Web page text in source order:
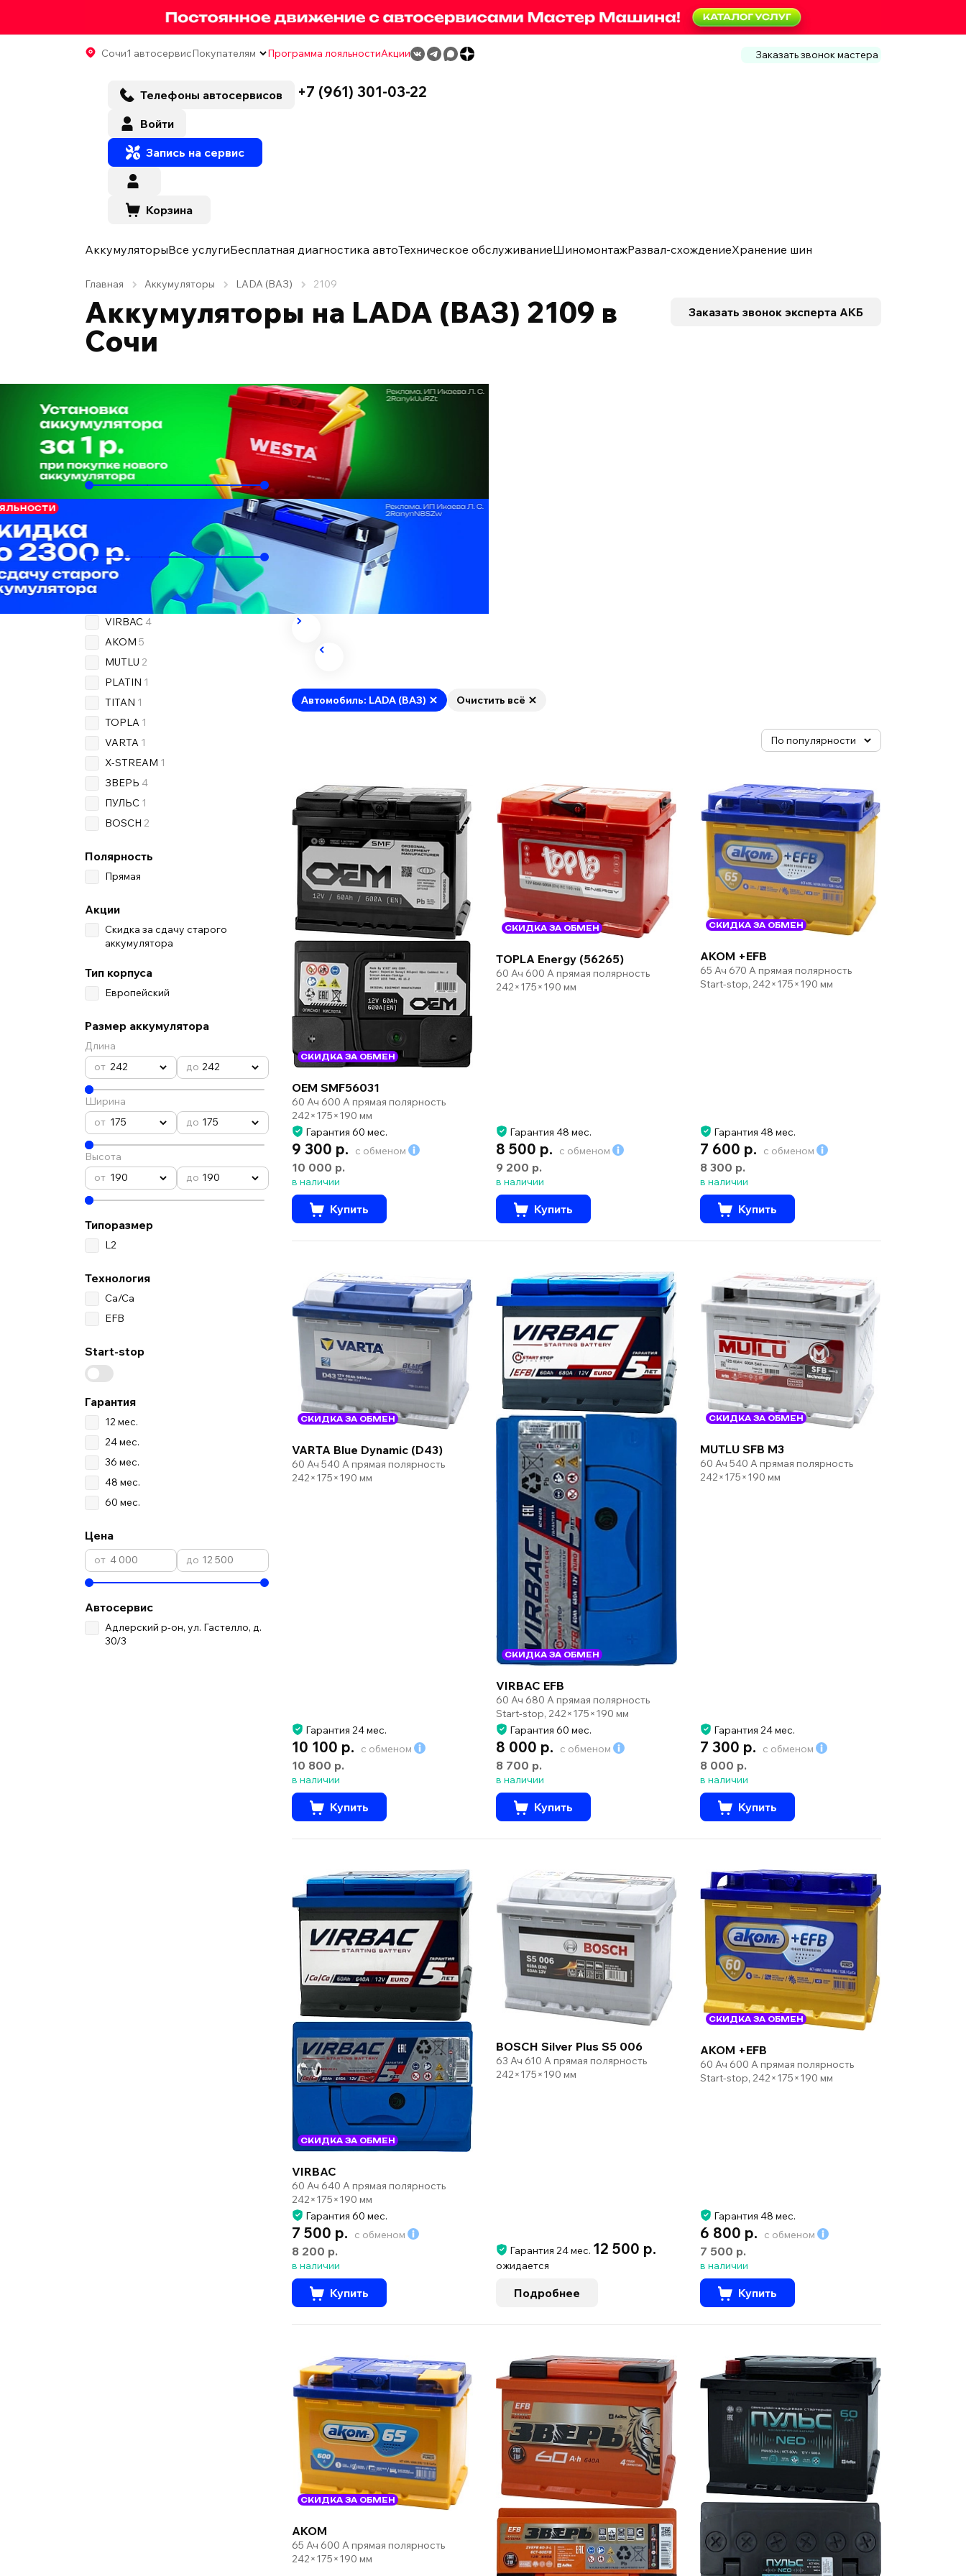
Сочи1 автосервисПокупателям Программа лояльностиАкции Заказать звонок мастера
Телефоны автосервисов +7 (961) 301-03-22
Войти
Запись на сервис
Корзина
АккумуляторыВсе услугиБесплатная диагностика автоТехническое обслуживаниеШиномонтажРазвал-схождениеХранение шин
Главная Аккумуляторы LADA (ВАЗ) 2109
Аккумуляторы на LADA (ВАЗ) 2109 в
Сочи
Заказать звонок эксперта АКБ
Подобрать по автомобилю
Ёмкость, Ач
60
720
Бренд
VIRBAC 4
AKOM 5
MUTLU 2
PLATIN 1
TITAN 1
TOPLA 1
VARTA 1
X-STREAM 1
ЗВЕРЬ 4
ПУЛЬС 1
BOSCH 2
Полярность
Прямая
Акции
Скидка за сдачу старого
аккумулятора
Тип корпуса
Европейский
Размер аккумулятора
Длина
242
242
Ширина
175
175
Высота
190
190
Типоразмер
L2
Технология
Ca/Ca
EFB
Start-stop
Гарантия
12 мес.
24 мес.
36 мес.
48 мес.
60 мес.
Цена
Автосервис
Адлерский р-он, ул. Гастелло, д.
30/3
Автомобиль: LADA (ВАЗ) Очистить всё
СКИДКА ЗА ОБМЕН
OEM SMF56031
60 Ач 600 А прямая полярность
242×175×190 мм
Гарантия 60 мес.
9 300 р. с обменом
10 000 р.
в наличии
Купить
СКИДКА ЗА ОБМЕН
TOPLA Energy (56265)
60 Ач 600 А прямая полярность
242×175×190 мм
Гарантия 48 мес.
8 500 р. с обменом
9 200 р.
в наличии
Купить
СКИДКА ЗА ОБМЕН
AKOM +EFB
65 Ач 670 А прямая полярность
Start-stop, 242×175×190 мм
Гарантия 48 мес.
7 600 р. с обменом
8 300 р.
в наличии
Купить
СКИДКА ЗА ОБМЕН
VARTA Blue Dynamic (D43)
60 Ач 540 А прямая полярность
242×175×190 мм
Гарантия 24 мес.
10 100 р. с обменом
10 800 р.
в наличии
Купить
СКИДКА ЗА ОБМЕН
VIRBAC EFB
60 Ач 680 А прямая полярность
Start-stop, 242×175×190 мм
Гарантия 60 мес.
8 000 р. с обменом
8 700 р.
в наличии
Купить
СКИДКА ЗА ОБМЕН
MUTLU SFB M3
60 Ач 540 А прямая полярность
242×175×190 мм
Гарантия 24 мес.
7 300 р. с обменом
8 000 р.
в наличии
Купить
СКИДКА ЗА ОБМЕН
VIRBAC
60 Ач 640 А прямая полярность
242×175×190 мм
Гарантия 60 мес.
7 500 р. с обменом
8 200 р.
в наличии
Купить
BOSCH Silver Plus S5 006
63 Ач 610 А прямая полярность
242×175×190 мм
Гарантия 24 мес. 12 500 р.
ожидается
Подробнее
СКИДКА ЗА ОБМЕН
AKOM +EFB
60 Ач 600 А прямая полярность
Start-stop, 242×175×190 мм
Гарантия 48 мес.
6 800 р. с обменом
7 500 р.
в наличии
Купить
СКИДКА ЗА ОБМЕН
AKOM
65 Ач 600 А прямая полярность
242×175×190 мм